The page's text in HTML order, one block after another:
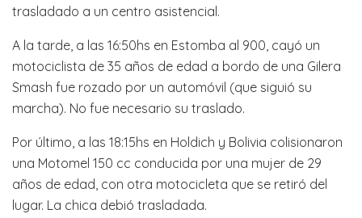
trasladado a un centro asistencial.
A la tarde, a las 16:50hs en Estomba al 900, cayó un
motociclista de 35 años de edad a bordo de una Gilera
Smash fue rozado por un automóvil (que siguió su
marcha). No fue necesario su traslado.
Por último, a las 18:15hs en Holdich y Bolivia colisionaron
una Motomel 150 cc conducida por una mujer de 29
años de edad, con otra motocicleta que se retiró del
lugar. La chica debió trasladada.